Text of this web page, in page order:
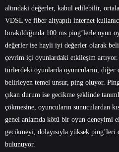
altındaki değerler, kabul edilebilir,
VDSL ve fiber altyapılı internet
bırakıldığında 100 ms ping’lerle oyun
değerler ise hayli iyi değerler olarak
çevrim içi oyunlardaki etkileşim
türlerdeki oyunlarda oyuncuların, diğer
belirleyen temel unsur, ping oluyor.
çıkan durum ise gecikme şeklinde
çökmesine, oyuncuların sunuculardan
genel anlamda kötü bir oyun deneyimi
gecikmeyi, dolayısıyla yüksek
bulunuyor.